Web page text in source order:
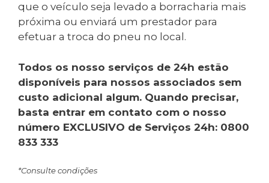
que o veículo seja levado a borracharia mais
próxima ou enviará um prestador para
efetuar a troca do pneu no local.
Todos os nosso serviços de 24h estão
disponíveis para nossos associados sem
custo adicional algum. Quando precisar,
basta entrar em contato com o nosso
número EXCLUSIVO de Serviços 24h: 0800
833 333
*Consulte condições